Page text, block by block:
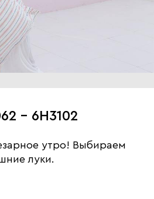
- 6H3102
утро! Выбираем
луки.